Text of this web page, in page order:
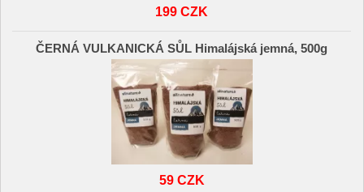
199 CZK
ČERNÁ VULKANICKÁ SŮL Himalájská jemná, 500g
59 CZK